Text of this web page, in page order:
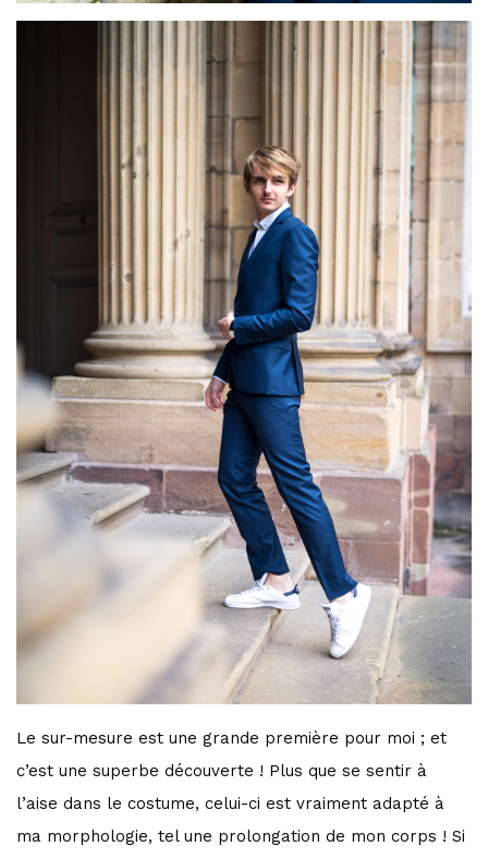
Le sur-mesure est une grande première pour moi ; et
c’est une superbe découverte ! Plus que se sentir à
l’aise dans le costume, celui-ci est vraiment adapté à
ma morphologie, tel une prolongation de mon corps ! Si